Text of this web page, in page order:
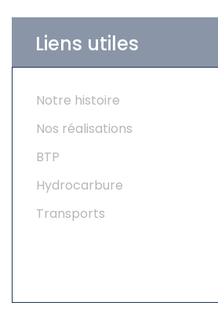
Liens utiles
Notre histoire
Nos réalisations
BTP
Hydrocarbure
Transports